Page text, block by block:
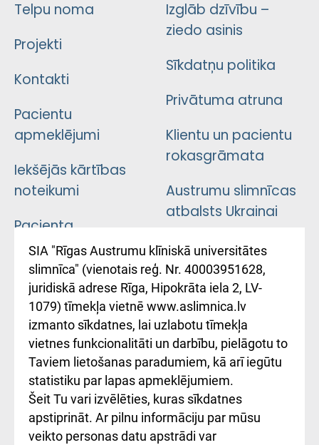
Telpu noma
Projekti
Kontakti
Pacientu
apmeklējumi
Iekšējās kārtības
noteikumi
Pacienta
atsauksmju/sūdzību
iesniegšanas
kārtība
Kā pie mums nokļūt
Rēķinu apmaksas
ceļvedis
Rekvizīti un
ārstniecības
Izglāb dzīvību –
ziedo asinis
Sīkdatņu politika
Privātuma atruna
Klientu un pacientu
rokasgrāmata
Austrumu slimnīcas
atbalsts Ukrainai
Підтримка Східної
лікарні та співпраця з
Україною
SIA "Rīgas Austrumu klīniskā universitātes
slimnīca" (vienotais reģ. Nr. 40003951628,
juridiskā adrese Rīga, Hipokrāta iela 2, LV-
1079) tīmekļa vietnē www.aslimnica.lv
izmanto sīkdatnes, lai uzlabotu tīmekļa
vietnes funkcionalitāti un darbību, pielāgotu to
Taviem lietošanas paradumiem, kā arī iegūtu
statistiku par lapas apmeklējumiem.
Šeit Tu vari izvēlēties, kuras sīkdatnes
apstiprināt. Ar pilnu informāciju par mūsu
veikto personas datu apstrādi var